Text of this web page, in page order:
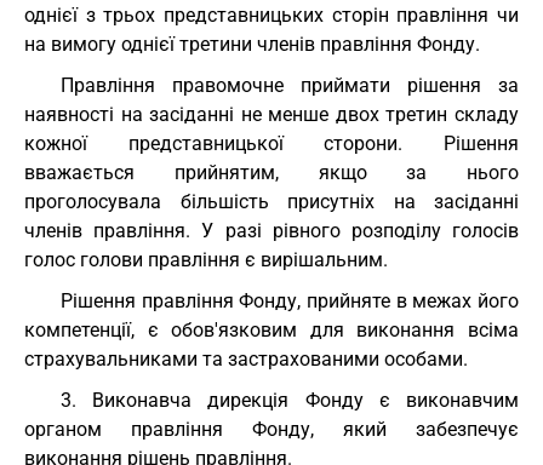
однієї з трьох представницьких сторін правління чи
на вимогу однієї третини членів правління Фонду.
Правління правомочне приймати рішення за
наявності на засіданні не менше двох третин складу
кожної представницької сторони. Рішення
вважається прийнятим, якщо за нього
проголосувала більшість присутніх на засіданні
членів правління. У разі рівного розподілу голосів
голос голови правління є вирішальним.
Рішення правління Фонду, прийняте в межах його
компетенції, є обов'язковим для виконання всіма
страхувальниками та застрахованими особами.
3. Виконавча дирекція Фонду є виконавчим
органом правління Фонду, який забезпечує
виконання рішень правління.